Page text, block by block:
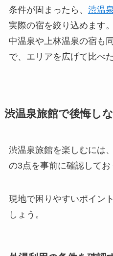
条件が固まったら、 渋温
実際の宿を絞り込めます
中温泉や上林温泉の宿も
で、エリアを広げて比べ
渋温泉旅館で後悔し
渋温泉旅館を楽しむには
の3点を事前に確認してお
現地で困りやすいポイン
しょう。